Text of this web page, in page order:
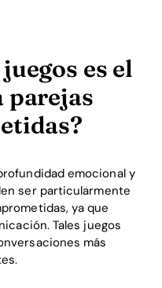
es el
parejas
emocional y
ser particularmente
ya que
Tales juegos
más